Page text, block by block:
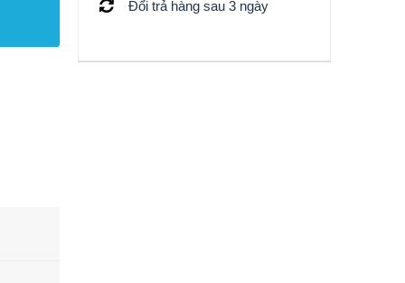
Đổi trả hàng sau 3 ngày